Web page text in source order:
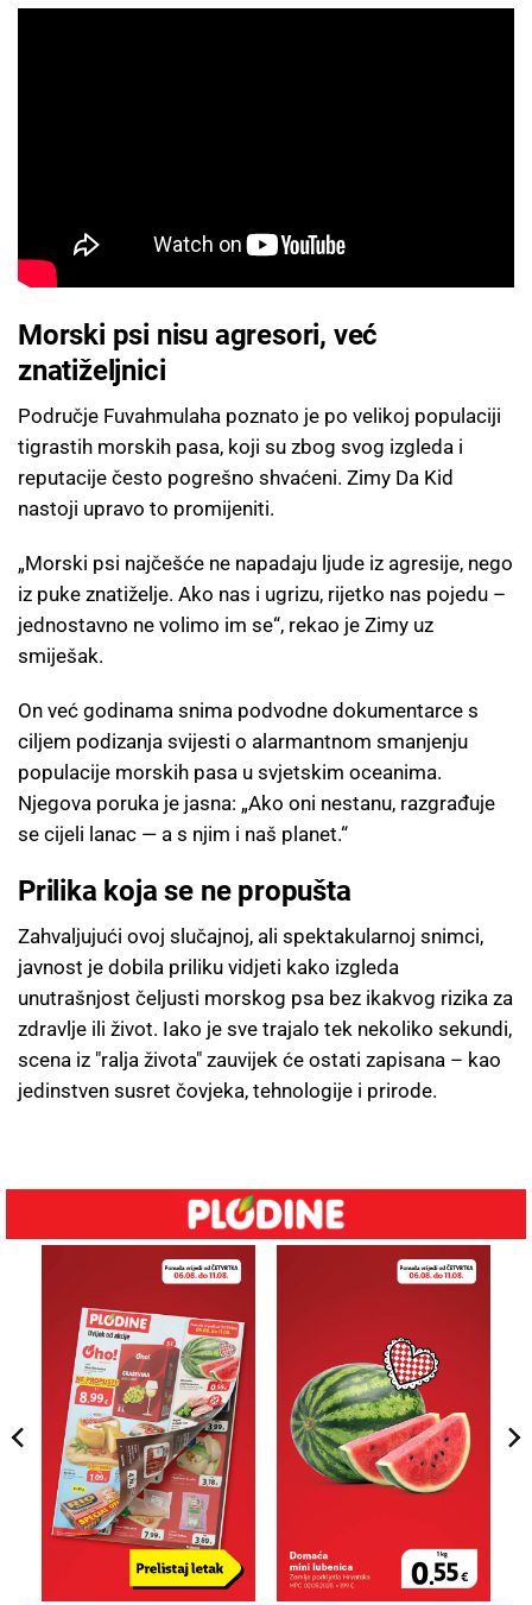
Morski psi nisu agresori, već
znatiželjnici
Područje Fuvahmulaha poznato je po velikoj populaciji
tigrastih morskih pasa, koji su zbog svog izgleda i
reputacije često pogrešno shvaćeni. Zimy Da Kid
nastoji upravo to promijeniti.
„Morski psi najčešće ne napadaju ljude iz agresije, nego
iz puke znatiželje. Ako nas i ugrizu, rijetko nas pojedu –
jednostavno ne volimo im se“, rekao je Zimy uz
smiješak.
On već godinama snima podvodne dokumentarce s
ciljem podizanja svijesti o alarmantnom smanjenju
populacije morskih pasa u svjetskim oceanima.
Njegova poruka je jasna: „Ako oni nestanu, razgrađuje
se cijeli lanac — a s njim i naš planet.“
Prilika koja se ne propušta
Zahvaljujući ovoj slučajnoj, ali spektakularnoj snimci,
javnost je dobila priliku vidjeti kako izgleda
unutrašnjost čeljusti morskog psa bez ikakvog rizika za
zdravlje ili život. Iako je sve trajalo tek nekoliko sekundi,
scena iz "ralja života" zauvijek će ostati zapisana – kao
jedinstven susret čovjeka, tehnologije i prirode.